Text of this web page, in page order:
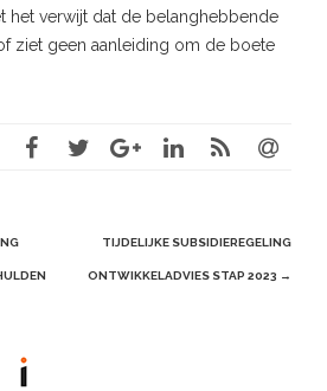
het verwijt dat de belanghebbende
ziet geen aanleiding om de boete
TIJDELIJKE SUBSIDIEREGELING
ONTWIKKELADVIES STAP 2023 →